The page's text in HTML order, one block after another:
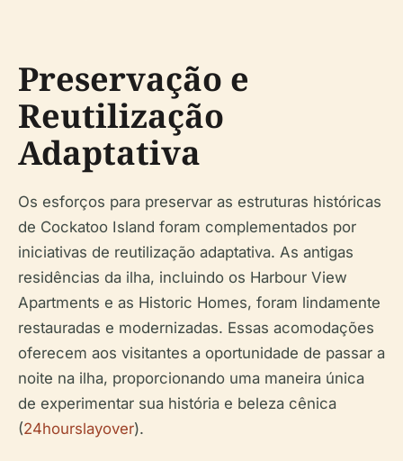
Preservação e
Reutilização
Adaptativa
Os esforços para preservar as estruturas históricas
de Cockatoo Island foram complementados por
iniciativas de reutilização adaptativa. As antigas
residências da ilha, incluindo os Harbour View
Apartments e as Historic Homes, foram lindamente
restauradas e modernizadas. Essas acomodações
oferecem aos visitantes a oportunidade de passar a
noite na ilha, proporcionando uma maneira única
de experimentar sua história e beleza cênica
(24hourslayover).